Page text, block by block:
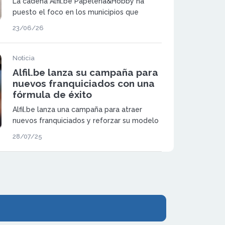
puesto el foco en los municipios que
atraer nuevos emprendedores. Su modelo
de franquicia se presenta como una
alternativa viable para dinamizar el
comercio local.
23/06/26
Noticia
Alfil.be lanza su campaña para
nuevos franquiciados con una
fórmula de éxito
Alfil.be lanza una campaña para atraer
nuevos franquiciados y reforzar su modelo
apoyo integral al emprendedor.
28/07/25